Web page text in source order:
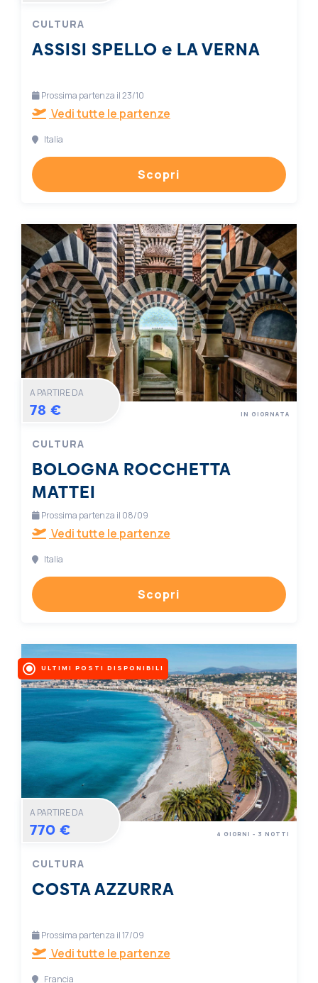
CULTURA
ASSISI SPELLO e LA VERNA
Prossima partenza il 23/10
Vedi tutte le partenze
Italia
Scopri
A PARTIRE DA
78 €
CULTURA
BOLOGNA ROCCHETTA
MATTEI
IN GIORNATA
Prossima partenza il 08/09
Vedi tutte le partenze
Italia
Scopri
ULTIMI POSTI DISPONIBILI
A PARTIRE DA
770 €
CULTURA
COSTA AZZURRA
4 GIORNI - 3 NOTTI
Prossima partenza il 17/09
Vedi tutte le partenze
Francia